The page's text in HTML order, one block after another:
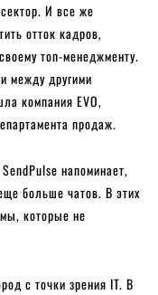
И все же
отток кадров,
топ-менеджменту.
между другими
компания EVO,
продаж.
напоминает,
больше чатов. В этих
которые не
с точки зрения IT. В